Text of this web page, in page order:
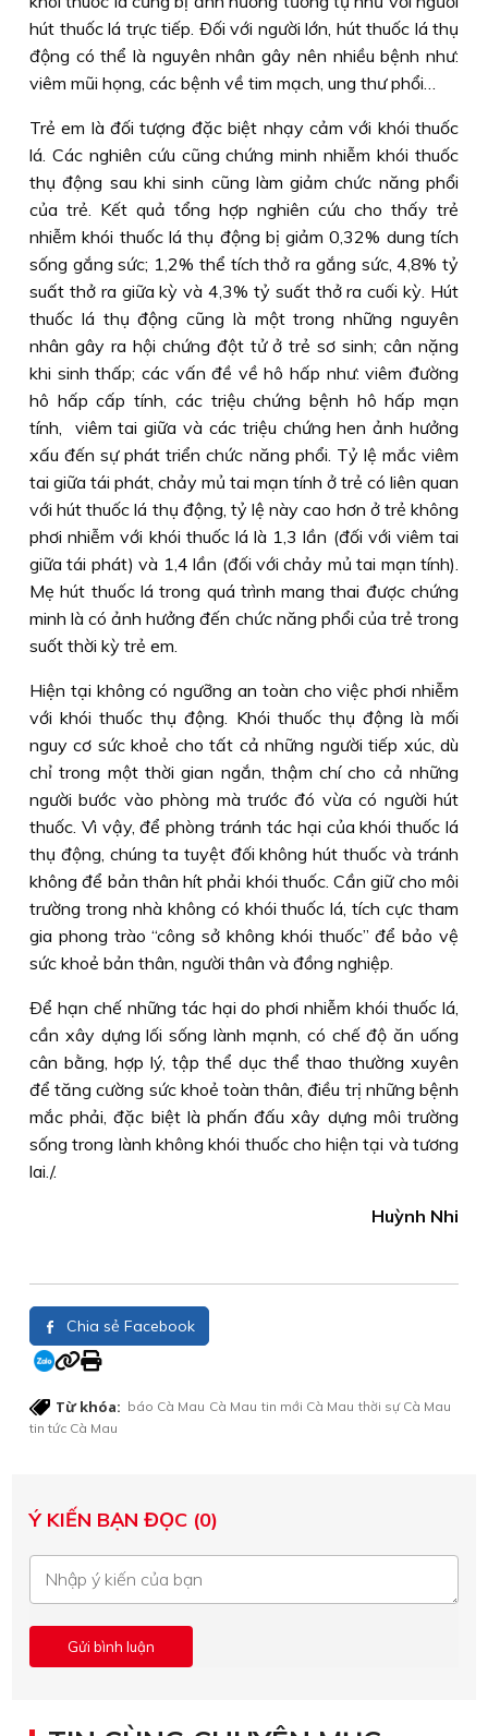
hút thuốc lá trực tiếp. Ðối với người lớn, hút thuốc lá thụ
động có thể là nguyên nhân gây nên nhiều bệnh như:
viêm mũi họng, các bệnh về tim mạch, ung thư phổi…
Trẻ em là đối tượng đặc biệt nhạy cảm với khói thuốc
lá. Các nghiên cứu cũng chứng minh nhiễm khói thuốc
thụ động sau khi sinh cũng làm giảm chức năng phổi
của trẻ. Kết quả tổng hợp nghiên cứu cho thấy trẻ
nhiễm khói thuốc lá thụ động bị giảm 0,32% dung tích
sống gắng sức; 1,2% thể tích thở ra gắng sức, 4,8% tỷ
suất thở ra giữa kỳ và 4,3% tỷ suất thở ra cuối kỳ. Hút
thuốc lá thụ động cũng là một trong những nguyên
nhân gây ra hội chứng đột tử ở trẻ sơ sinh; cân nặng
khi sinh thấp; các vấn đề về hô hấp như: viêm đường
hô hấp cấp tính, các triệu chứng bệnh hô hấp mạn
tính, viêm tai giữa và các triệu chứng hen ảnh hưởng
xấu đến sự phát triển chức năng phổi. Tỷ lệ mắc viêm
tai giữa tái phát, chảy mủ tai mạn tính ở trẻ có liên quan
với hút thuốc lá thụ động, tỷ lệ này cao hơn ở trẻ không
phơi nhiễm với khói thuốc lá là 1,3 lần (đối với viêm tai
giữa tái phát) và 1,4 lần (đối với chảy mủ tai mạn tính).
Mẹ hút thuốc lá trong quá trình mang thai được chứng
minh là có ảnh hưởng đến chức năng phổi của trẻ trong
suốt thời kỳ trẻ em.
Hiện tại không có ngưỡng an toàn cho việc phơi nhiễm
với khói thuốc thụ động. Khói thuốc thụ động là mối
nguy cơ sức khoẻ cho tất cả những người tiếp xúc, dù
chỉ trong một thời gian ngắn, thậm chí cho cả những
người bước vào phòng mà trước đó vừa có người hút
thuốc. Vì vậy, để phòng tránh tác hại của khói thuốc lá
thụ động, chúng ta tuyệt đối không hút thuốc và tránh
không để bản thân hít phải khói thuốc. Cần giữ cho môi
trường trong nhà không có khói thuốc lá, tích cực tham
gia phong trào “công sở không khói thuốc” để bảo vệ
sức khoẻ bản thân, người thân và đồng nghiệp.
Ðể hạn chế những tác hại do phơi nhiễm khói thuốc lá,
cần xây dựng lối sống lành mạnh, có chế độ ăn uống
cân bằng, hợp lý, tập thể dục thể thao thường xuyên
để tăng cường sức khoẻ toàn thân, điều trị những bệnh
mắc phải, đặc biệt là phấn đấu xây dựng môi trường
sống trong lành không khói thuốc cho hiện tại và tương
lai./.
Huỳnh Nhi
Chia sẻ Facebook
Từ khóa: báo Cà Mau Cà Mau tin mới Cà Mau thời sự Cà Mau
tin tức Cà Mau
Ý KIẾN BẠN ĐỌC (0)